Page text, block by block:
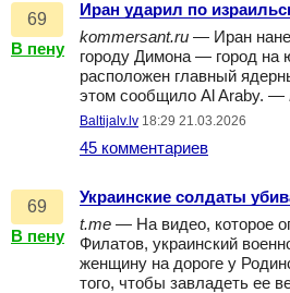
69
В пену
Иран ударил по
kommersant.ru — Иран
городу Димона — город на
расположен главный
этом сообщило Al Araby. —
Baltijalv.lv 18:29 21.03.2026
45 комментариев
69
В пену
Украинские солдаты
t.me — На видео, которое
Филатов, украинский
женщину на дороге у
того, чтобы завладеть ее